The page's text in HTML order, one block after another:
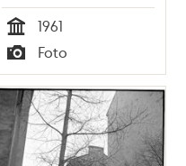
Tid
1961
Typ
Foto